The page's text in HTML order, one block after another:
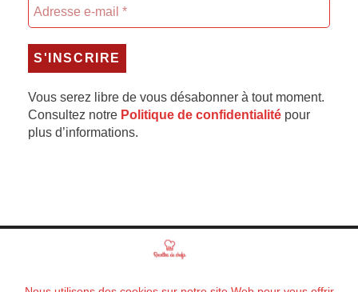
Vous serez libre de vous désabonner à tout moment.
Consultez notre Politique de confidentialité pour
plus d’informations.